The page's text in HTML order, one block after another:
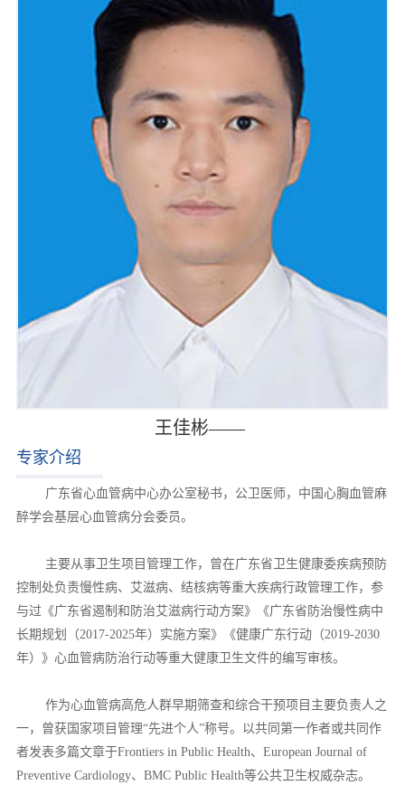
王佳彬——
专家介绍
广东省心血管病中心办公室秘书，公卫医师，中国心胸血管麻
醉学会基层心血管病分会委员。
主要从事卫生项目管理工作，曾在广东省卫生健康委疾病预防
控制处负责慢性病、艾滋病、结核病等重大疾病行政管理工作，参
与过《广东省遏制和防治艾滋病行动方案》《广东省防治慢性病中
长期规划（2017-2025年）实施方案》《健康广东行动（2019-2030
年）》心血管病防治行动等重大健康卫生文件的编写审核。
作为心血管病高危人群早期筛查和综合干预项目主要负责人之
一，曾获国家项目管理“先进个人”称号。以共同第一作者或共同作
者发表多篇文章于Frontiers in Public Health、European Journal of
Preventive Cardiology、BMC Public Health等公共卫生权威杂志。